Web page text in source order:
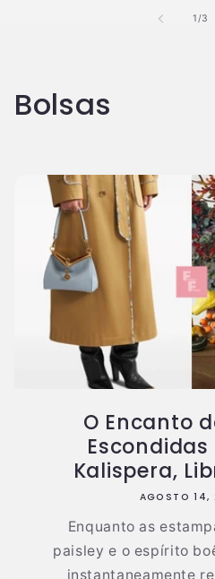
1/de
3
Bolsas
O Encanto
Escondidas
Kalispera,
AGOSTO 14,
Enquanto as
paisley e o espírito
instantaneamente